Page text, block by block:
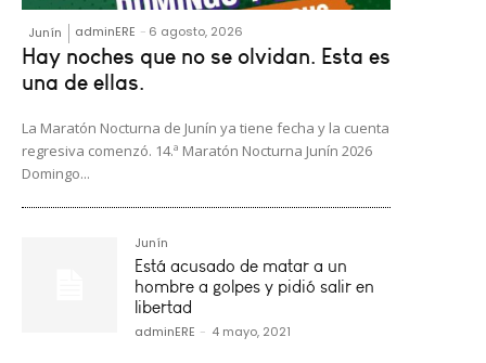
Junín adminERE - 6 agosto, 2026
Hay noches que no se olvidan. Esta es
una de ellas.
La Maratón Nocturna de Junín ya tiene fecha y la cuenta
regresiva comenzó. 14.ª Maratón Nocturna Junín 2026
Domingo...
Junín
Está acusado de matar a un
hombre a golpes y pidió salir en
libertad
adminERE - 4 mayo, 2021